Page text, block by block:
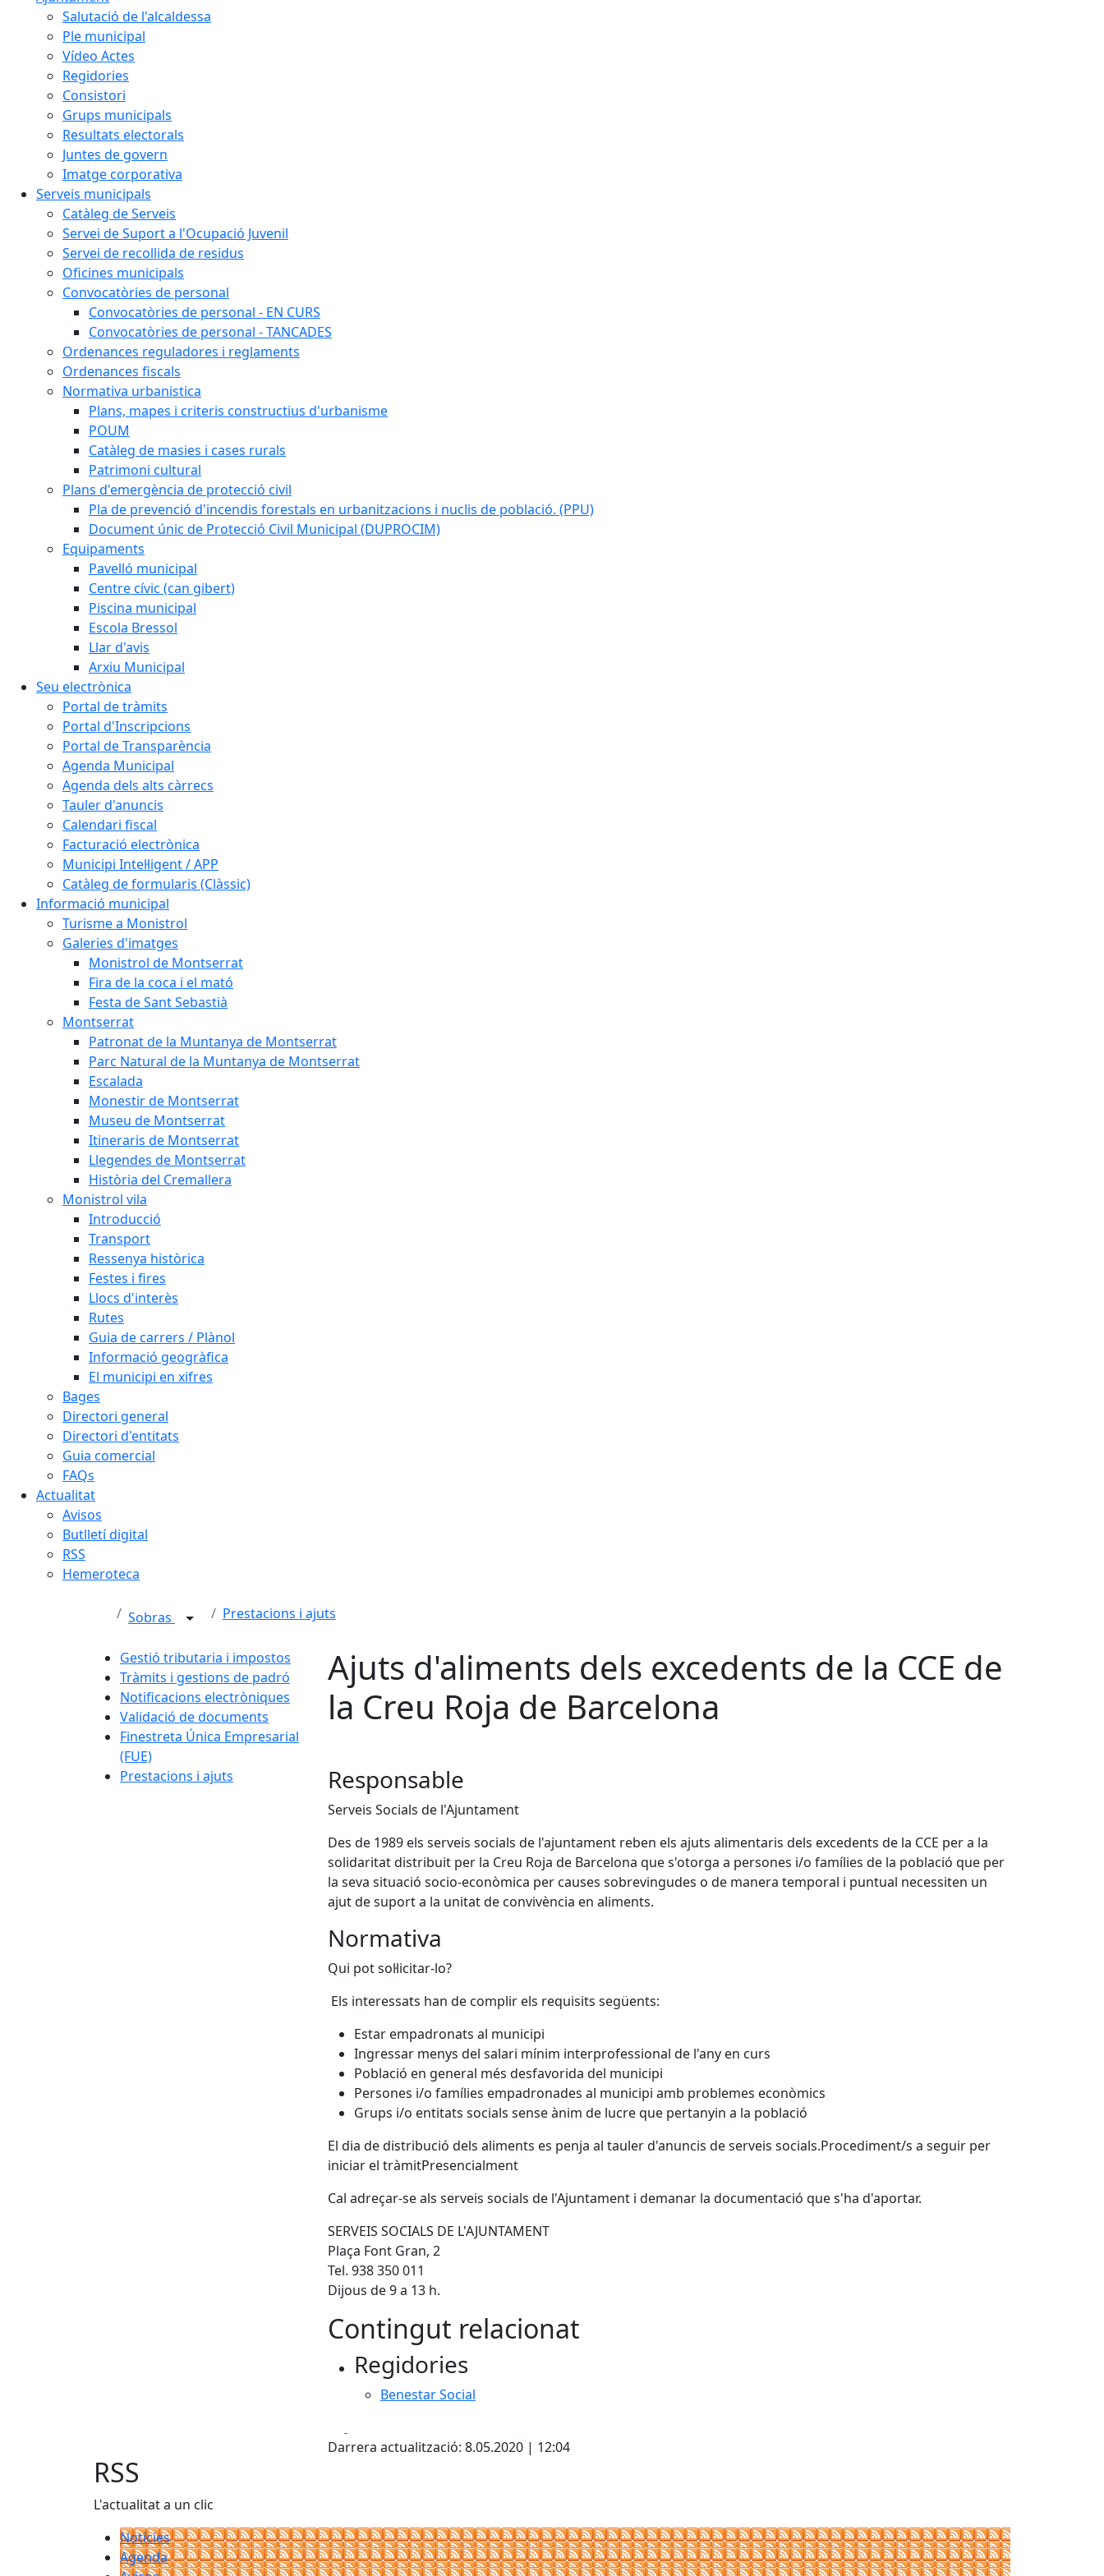
Salutació de l'alcaldessa
Ple municipal
Vídeo Actes
Regidories
Consistori
Grups municipals
Resultats electorals
Juntes de govern
Imatge corporativa
Serveis municipals
Catàleg de Serveis
Servei de Suport a l'Ocupació Juvenil
Servei de recollida de residus
Oficines municipals
Convocatòries de personal
Convocatòries de personal - EN CURS
Convocatòries de personal - TANCADES
Ordenances reguladores i reglaments
Ordenances fiscals
Normativa urbanistica
Plans, mapes i criteris constructius d'urbanisme
POUM
Catàleg de masies i cases rurals
Patrimoni cultural
Plans d'emergència de protecció civil
Pla de prevenció d'incendis forestals en urbanitzacions i nuclis de població. (PPU)
Document únic de Protecció Civil Municipal (DUPROCIM)
Equipaments
Pavelló municipal
Centre cívic (can gibert)
Piscina municipal
Escola Bressol
Llar d'avis
Arxiu Municipal
Seu electrònica
Portal de tràmits
Portal d'Inscripcions
Portal de Transparència
Agenda Municipal
Agenda dels alts càrrecs
Tauler d'anuncis
Calendari fiscal
Facturació electrònica
Municipi Intel·ligent / APP
Catàleg de formularis (Clàssic)
Informació municipal
Turisme a Monistrol
Galeries d'imatges
Monistrol de Montserrat
Fira de la coca i el mató
Festa de Sant Sebastià
Montserrat
Patronat de la Muntanya de Montserrat
Parc Natural de la Muntanya de Montserrat
Escalada
Monestir de Montserrat
Museu de Montserrat
Itineraris de Montserrat
Llegendes de Montserrat
Història del Cremallera
Monistrol vila
Introducció
Transport
Ressenya històrica
Festes i fires
Llocs d'interès
Rutes
Guia de carrers / Plànol
Informació geogràfica
El municipi en xifres
Bages
Directori general
Directori d'entitats
Guia comercial
FAQs
Actualitat
Avisos
Butlletí digital
RSS
Hemeroteca
Sobras Prestacions i ajuts
Gestió tributaria i impostos
Tràmits i gestions de padró
Notificacions electròniques
Validació de documents
Finestreta Única Empresarial
(FUE)
Prestacions i ajuts
Ajuts d'aliments dels excedents de la CCE de
la Creu Roja de Barcelona
Responsable
Serveis Socials de l'Ajuntament
Des de 1989 els serveis socials de l'ajuntament reben els ajuts alimentaris dels excedents de la CCE per a la
solidaritat distribuit per la Creu Roja de Barcelona que s'otorga a persones i/o famílies de la població que per
la seva situació socio-econòmica per causes sobrevingudes o de manera temporal i puntual necessiten un
ajut de suport a la unitat de convivència en aliments.
Normativa
Qui pot sol·licitar-lo?
Els interessats han de complir els requisits següents:
Estar empadronats al municipi
Ingressar menys del salari mínim interprofessional de l'any en curs
Població en general més desfavorida del municipi
Persones i/o famílies empadronades al municipi amb problemes econòmics
Grups i/o entitats socials sense ànim de lucre que pertanyin a la població
El dia de distribució dels aliments es penja al tauler d'anuncis de serveis socials.Procediment/s a seguir per
iniciar el tràmitPresencialment
Cal adreçar-se als serveis socials de l'Ajuntament i demanar la documentació que s'ha d'aportar.
SERVEIS SOCIALS DE L'AJUNTAMENT
Plaça Font Gran, 2
Tel. 938 350 011
Dijous de 9 a 13 h.
Contingut relacionat
Regidories
Benestar Social
Darrera actualització: 8.05.2020 | 12:04
RSS
L'actualitat a un clic
Notícies
Agenda